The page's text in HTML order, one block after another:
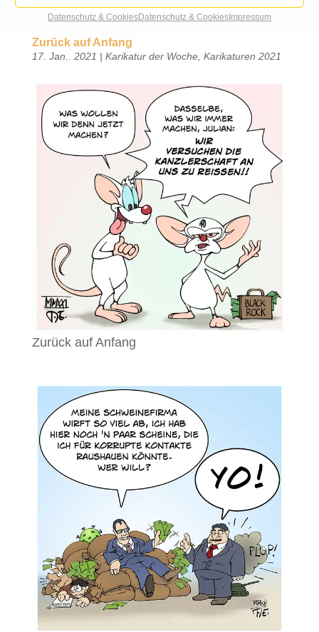
Datenschutz & CookiesDatenschutz & Cookies Impressum
Zurück auf Anfang
17. Jan.. 2021 | Karikatur der Woche, Karikaturen 2021
Zurück auf Anfang